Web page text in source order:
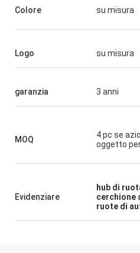
Colore su misura
Logo su misura
garanzia 3 anni
MOQ
4 pc se
oggetto
Evidenziare
hub di
cerchione
ruote di